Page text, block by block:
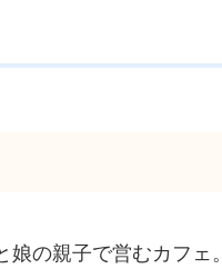
の親子で営むカフェ。